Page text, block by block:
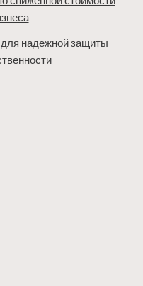
для надежной защиты